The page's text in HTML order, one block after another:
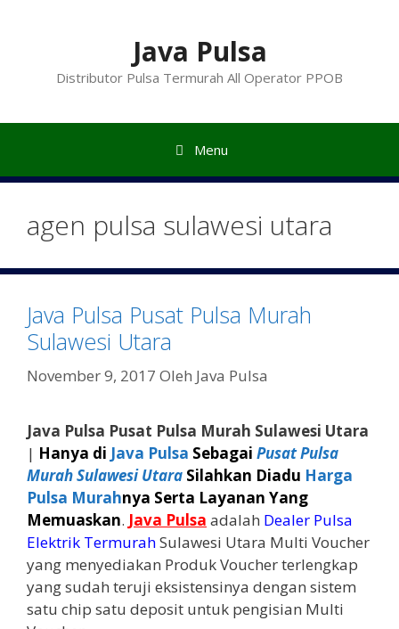
Java Pulsa
Distributor Pulsa Termurah All Operator PPOB
Menu
agen pulsa sulawesi utara
Java Pulsa Pusat Pulsa Murah
Sulawesi Utara
November 9, 2017 Oleh Java Pulsa
Java Pulsa Pusat Pulsa Murah Sulawesi Utara
| Hanya di Java Pulsa Sebagai Pusat Pulsa
Murah Sulawesi Utara Silahkan Diadu Harga
Pulsa Murahnya Serta Layanan Yang
Memuaskan. Java Pulsa adalah Dealer Pulsa
Elektrik TermurahSulawesi Utara Multi Voucher
yang menyediakan Produk Voucher terlengkap
yang sudah teruji eksistensinya dengan sistem
satu chip satu deposit untuk pengisian Multi